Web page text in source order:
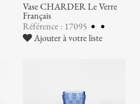
Vase CHARDER Le Verre
Français
Référence : 17095
Ajouter à votre liste